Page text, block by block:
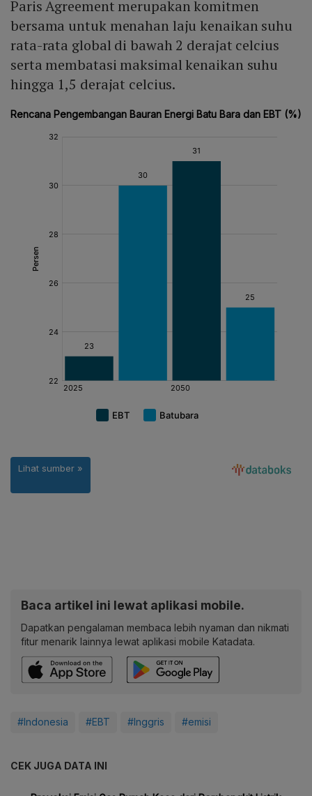
Paris Agreement merupakan komitmen
bersama untuk menahan laju kenaikan suhu
rata-rata global di bawah 2 derajat celcius
serta membatasi maksimal kenaikan suhu
hingga 1,5 derajat celcius.
Baca artikel ini lewat aplikasi mobile.
Dapatkan pengalaman membaca lebih nyaman dan nikmati
fitur menarik lainnya lewat aplikasi mobile Katadata.
#Indonesia #EBT #Inggris #emisi
CEK JUGA DATA INI